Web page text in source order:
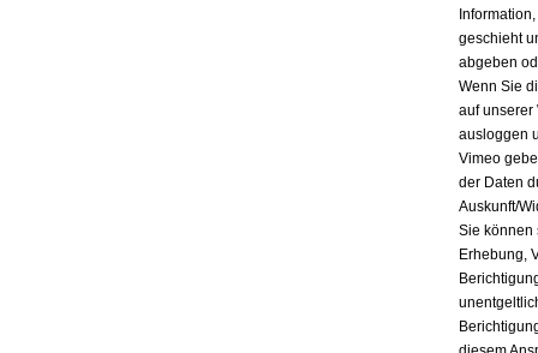
geschieht
abgeben
Wenn Sie
auf unserer
ausloggen
Vimeo
der Daten
Auskunft/
Sie können
Erhebung,